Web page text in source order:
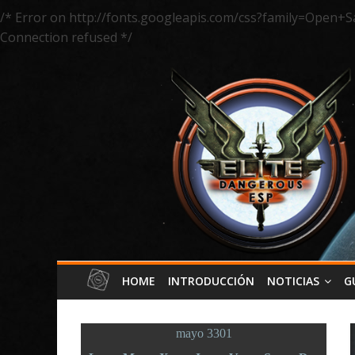
/* Error on http://fonts.googleapis.com/
Connection refused */
HOME INTRODUCCIÓN NOTICIAS
mayo 3301